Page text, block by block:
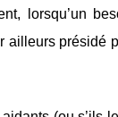
lorsqu’un
ailleurs présidé